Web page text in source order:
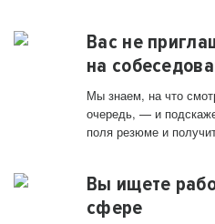
Вас не
на
Мы знаем, на что
очередь, — и
поля резюме и
Вы ищете
сфере